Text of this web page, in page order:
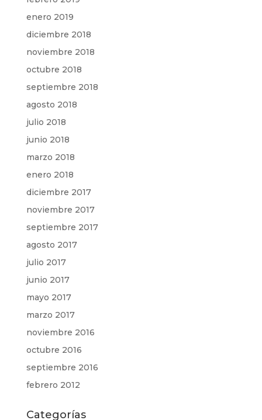
enero 2019
diciembre 2018
noviembre 2018
octubre 2018
septiembre 2018
agosto 2018
julio 2018
junio 2018
marzo 2018
enero 2018
diciembre 2017
noviembre 2017
septiembre 2017
agosto 2017
julio 2017
junio 2017
mayo 2017
marzo 2017
noviembre 2016
octubre 2016
septiembre 2016
febrero 2012
Categorías